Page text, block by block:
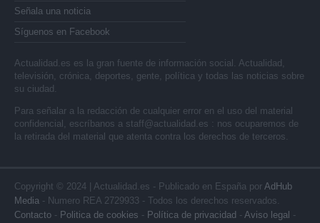
Señala una noticia
Síguenos en Facebook
Actualidad.es es la gran fuente de información social. Actualidad,
televisión, crónica, deportes, gente, política y todas las noticias sobre
su ciudad.
Para señalar a la redacción de cualquier error en el uso del material
confidencial, escríbanos a staff@actualidad.es : nos ocuparemos de
la retirada del material que atenta contra los derechos de terceros.
Copyright © 2024 | Actualidad.es - Publicado en España por AdHub
Media - Numero REA 2729933 - Todos los derechos reservados.
Contacto - Politica de cookies - Política de privacidad - Aviso legal -